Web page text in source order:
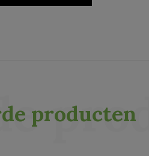
producten